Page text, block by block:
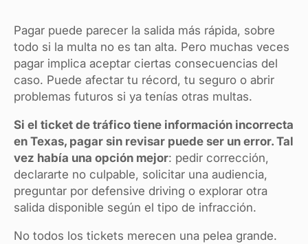
Pagar puede parecer la salida más rápida, sobre
todo si la multa no es tan alta. Pero muchas veces
pagar implica aceptar ciertas consecuencias del
caso. Puede afectar tu récord, tu seguro o abrir
problemas futuros si ya tenías otras multas.
Si el ticket de tráfico tiene información incorrecta
en Texas, pagar sin revisar puede ser un error. Tal
vez había una opción mejor: pedir corrección,
declararte no culpable, solicitar una audiencia,
preguntar por defensive driving o explorar otra
salida disponible según el tipo de infracción.
No todos los tickets merecen una pelea grande.